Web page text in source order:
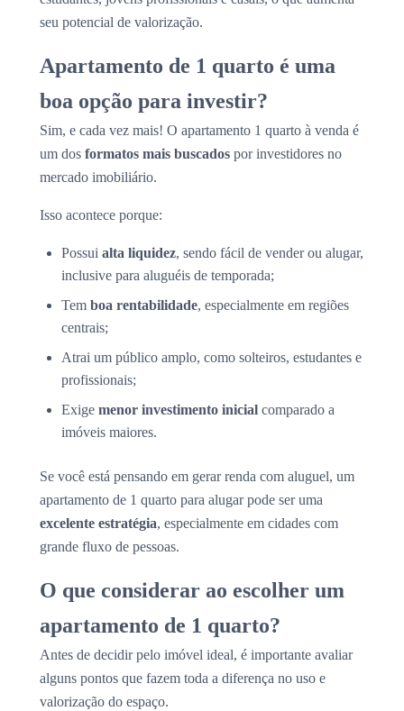
seu potencial de valorização.
Apartamento de 1 quarto é uma
boa opção para investir?
Sim, e cada vez mais! O apartamento 1 quarto à venda é
um dos formatos mais buscados por investidores no
mercado imobiliário.
Isso acontece porque:
Possui alta liquidez, sendo fácil de vender ou alugar,
inclusive para aluguéis de temporada;
Tem boa rentabilidade, especialmente em regiões
centrais;
Atrai um público amplo, como solteiros, estudantes e
profissionais;
Exige menor investimento inicial comparado a
imóveis maiores.
Se você está pensando em gerar renda com aluguel, um
apartamento de 1 quarto para alugar pode ser uma
excelente estratégia, especialmente em cidades com
grande fluxo de pessoas.
O que considerar ao escolher um
apartamento de 1 quarto?
Antes de decidir pelo imóvel ideal, é importante avaliar
alguns pontos que fazem toda a diferença no uso e
valorização do espaço.